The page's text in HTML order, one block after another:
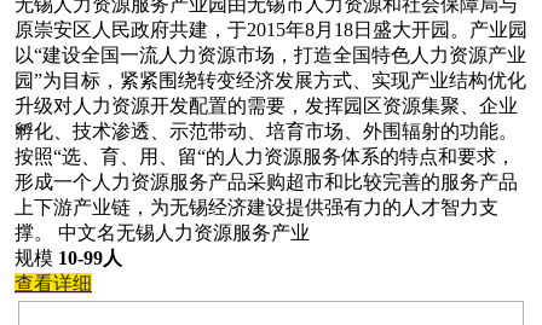
无锡人力资源服务产业园由无锡市人力资源和社会保障局与
原崇安区人民政府共建，于2015年8月18日盛大开园。产业园
以“建设全国一流人力资源市场，打造全国特色人力资源产业
园”为目标，紧紧围绕转变经济发展方式、实现产业结构优化
升级对人力资源开发配置的需要，发挥园区资源集聚、企业
孵化、技术渗透、示范带动、培育市场、外围辐射的功能。
按照“选、育、用、留“的人力资源服务体系的特点和要求，
形成一个人力资源服务产品采购超市和比较完善的服务产品
上下游产业链，为无锡经济建设提供强有力的人才智力支
撑。 中文名无锡人力资源服务产业
规模 10-99人
查看详细